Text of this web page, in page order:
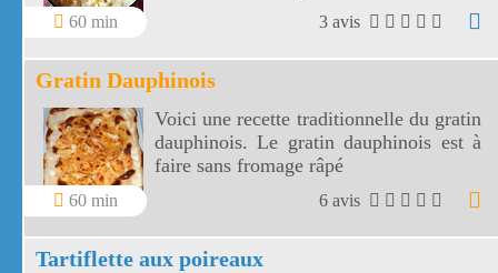
60 min 3 avis
Gratin Dauphinois
60 min
Voici une recette traditionnelle du gratin
dauphinois. Le gratin dauphinois est à
faire sans fromage râpé
6 avis
Tartiflette aux poireaux